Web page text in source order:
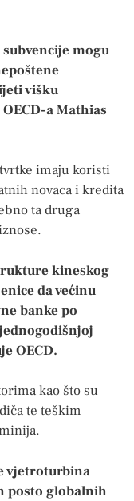
mogu
višku
a Mathias
imaju koristi
novaca i kredita
ta druga
kineskog
da većinu
banke po
OECD.
kao što su
te teškim
vjetroturbina
posto globalnih